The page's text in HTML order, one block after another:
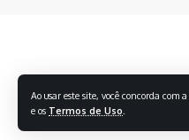
Ao usar este site, você concorda com a
e os Termos de Uso